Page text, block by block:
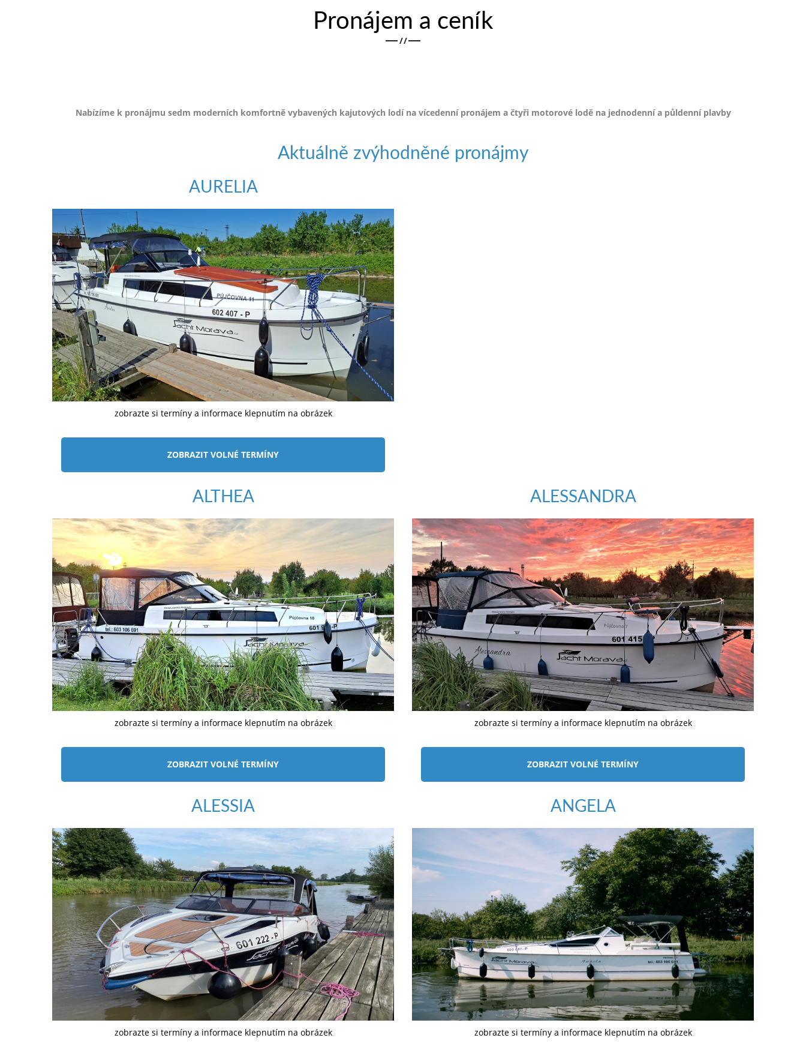
Pronájem a ceník
/ /
Nabízíme k pronájmu sedm moderních komfortně vybavených kajutových lodí na vícedenní pronájem a čtyři motorové lodě na jednodenní a půldenní plavby
Aktuálně zvýhodněné pronájmy
AURELIA
zobrazte si termíny a informace klepnutím na obrázek
ZOBRAZIT VOLNÉ TERMÍNY
ALTHEA
zobrazte si termíny a informace klepnutím na obrázek
ZOBRAZIT VOLNÉ TERMÍNY
ALESSANDRA
zobrazte si termíny a informace klepnutím na obrázek
ZOBRAZIT VOLNÉ TERMÍNY
ALESSIA
zobrazte si termíny a informace klepnutím na obrázek
ANGELA
zobrazte si termíny a informace klepnutím na obrázek